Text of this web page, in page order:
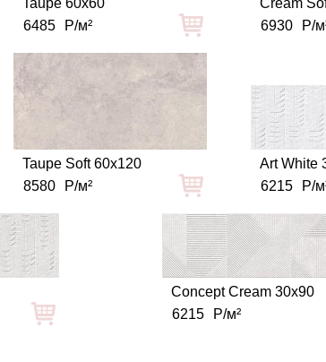
Taupe 60x60
6485
Р/м²
Cream
6930
Р/
Taupe Soft 60x120
8580
Р/м²
Art White
6215
Р/
Concept Cream 30x90
6215
Р/м²